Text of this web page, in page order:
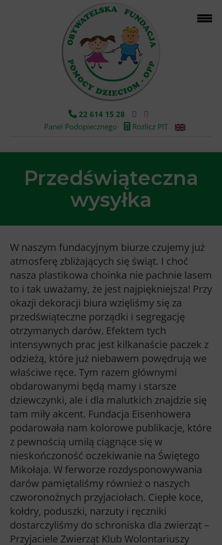
22 614 15 28
Panel Podopiecznego
Rozlicz PIT
Przedświąteczna
wysyłka
W naszym fundacyjnym biurze czujemy już
atmosferę zbliżających się świąt. I choć
nasza plastikowa choinka nie pachnie lasem
to i tak uważamy, że jest najpiękniejsza! Przy
okazji dekoracji biura wzięliśmy się za
przedświąteczne porządki i segregację
otrzymanych darów. Efektem tych
intensywnych prac jest kilkanaście paczek z
odzieżą, które już niebawem powędrują we
właściwe ręce. Tym razem głównymi
obdarowanymi będą mamy i starsze
dziewczynki, ale i dla malutkich znajdzie się
tam miły akcent. Fundacja Eisenhowera
podarowała nam kolorowe publikacje, które
z pewnością umilą ciągnące się w
nieskończoność oczekiwanie na Świętego
Mikołaja. W ferworze rozdysponowywania
darów pamiętaliśmy również o naszych
czworonożnych przyjaciołach. Ciepłe koce,
kołdry, poduszki, narzuty i ręczniki
dostarczyliśmy do schroniska dla zwierząt –
Przyjaciele Zwierząt Klub Wolontariuszy